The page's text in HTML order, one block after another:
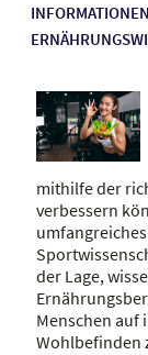
mithilfe der
verbessern
der Lage,
Menschen auf
Wohlbefinden